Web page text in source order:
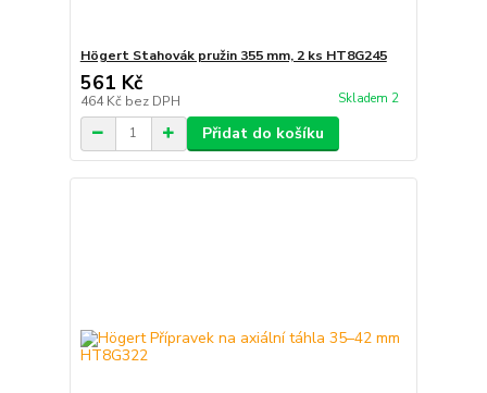
Högert Stahovák pružin 355 mm, 2 ks HT8G245
561 Kč
464 Kč bez DPH Skladem 2
Přidat do košíku